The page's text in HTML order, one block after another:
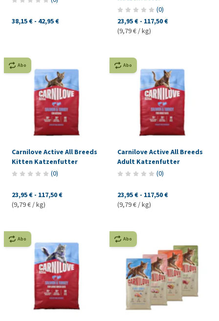
38,15 € - 42,95 €
(0)
23,95 € - 117,50 €
(9,79 € / kg)
Abo
Carnilove Active All Breeds
Kitten Katzenfutter
(0)
23,95 € - 117,50 €
(9,79 € / kg)
Abo
Carnilove Active All Breeds
Adult Katzenfutter
(0)
23,95 € - 117,50 €
(9,79 € / kg)
Abo Abo